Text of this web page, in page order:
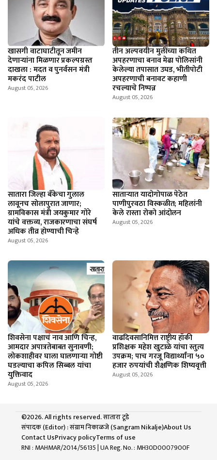
खासगी वाटाघाटीतून जमीन
देणाऱ्यांना मिळणार प्रकल्पग्रस्त
दाखला : मदत व पुनर्वसन मंत्री
मकरंद पाटील
August 05, 2026
तीन अल्पवयीन मुलींच्या कथित
अपहरणाचा बनाव मेढा पोलिसांनी
केलेल्या तपासात उघड, भीतीपोटी
अपहरणाची बनावट कहाणी
रचल्याचे निष्पन्न
August 05, 2026
सातारा जिल्हा बँकेचा गुलाल
लावूनच सोलापुरात जाणार;
ग्रामविकास मंत्री जयकुमार गोरे
यांचे वक्तव्य, राजकारणाचा संघर्ष
अधिक तीव्र होण्याची चिन्हे
August 05, 2026
सातार्‍यात यादोगोपाळ पेठेत
पाणीपुरवठा विस्कळीत; महिलांनी
केले रास्ता रोको आंदोलन
August 05, 2026
शिवसेना पक्षाचं नाव आणि चिन्ह,
आमदार अपात्रतेबाबत सुनावणी;
लोकशाहीवर घाला घालणाऱ्या गोष्टी
घडल्याचा कपिल सिब्बल यांचा
युक्तिवाद
August 05, 2026
वाढदिवसानिमित्त राष्ट्रीय हॉकी
प्रशिक्षक महेश खुटाळे यांचा स्तुत्य
उपक्रम; पाच गरजू विद्यार्थ्यांना ५०
हजार रुपयांची शैक्षणिक शिष्यवृत्ती
August 05, 2026
©2026. All rights reserved. सातारा टूडे
संपादक (Editor) : संग्राम निकाळजे (Sangram Nikalje)About Us
Contact UsPrivacy policyTerms of use
RNI : MAHMAR/2014/56135| UA Reg. No. : MH30D0007900F